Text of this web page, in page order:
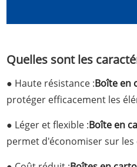
Quelles sont les
● Haute résistance :Boîte en
protéger efficacement les
● Léger et flexible :Boîte en
permet d'économiser sur